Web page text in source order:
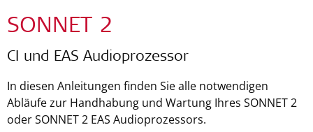
SONNET 2
CI und EAS Audioprozessor
In diesen Anleitungen finden Sie alle notwendigen
Abläufe zur Handhabung und Wartung Ihres SONNET 2
oder SONNET 2 EAS Audioprozessors.